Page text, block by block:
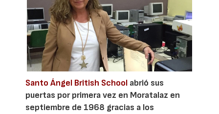
Santo Ángel British School abrió sus
puertas por primera vez en Moratalaz en
septiembre de 1968 gracias a los